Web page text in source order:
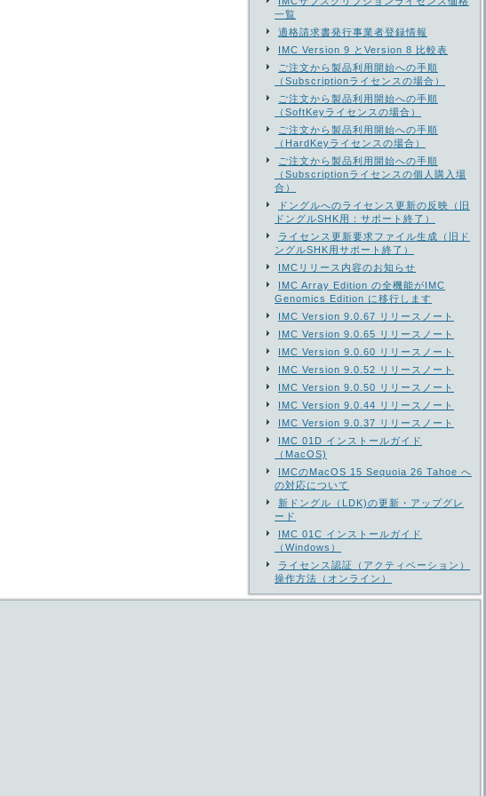
一覧
適格請求書発行事業者登録情報
IMC Version 9 とVersion 8 比較表
ご注文から製品利用開始への手順
（Subscriptionライセンスの場合）
ご注文から製品利用開始への手順
（SoftKeyライセンスの場合）
ご注文から製品利用開始への手順
（HardKeyライセンスの場合）
ご注文から製品利用開始への手順
（Subscriptionライセンスの個人購入場
合）
ドングルへのライセンス更新の反映（旧
ドングルSHK用：サポート終了）
ライセンス更新要求ファイル生成（旧ド
ングルSHK用サポート終了）
IMCリリース内容のお知らせ
IMC Array Edition の全機能がIMC
Genomics Edition に移行します
IMC Version 9.0.67 リリースノート
IMC Version 9.0.65 リリースノート
IMC Version 9.0.60 リリースノート
IMC Version 9.0.52 リリースノート
IMC Version 9.0.50 リリースノート
IMC Version 9.0.44 リリースノート
IMC Version 9.0.37 リリースノート
IMC 01D インストールガイド
（MacOS)
IMCのMacOS 15 Sequoia 26 Tahoe へ
の対応について
新ドングル（LDK)の更新・アップグレ
ード
IMC 01C インストールガイド
（Windows）
ライセンス認証（アクティベーション）
操作方法（オンライン）